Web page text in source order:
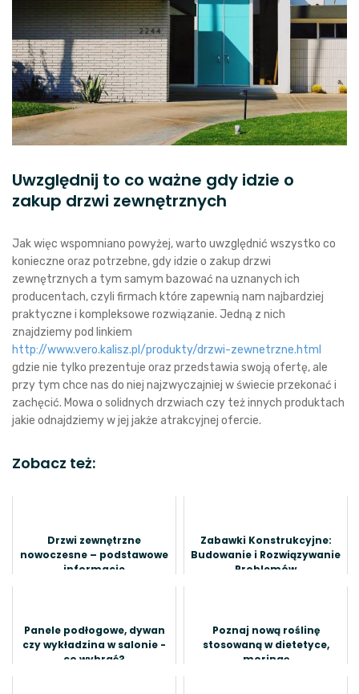
Uwzględnij to co ważne gdy idzie o
zakup drzwi zewnętrznych
Jak więc wspomniano powyżej, warto uwzględnić wszystko co
konieczne oraz potrzebne, gdy idzie o zakup drzwi
zewnętrznych a tym samym bazować na uznanych ich
producentach, czyli firmach które zapewnią nam najbardziej
praktyczne i kompleksowe rozwiązanie. Jedną z nich
znajdziemy pod linkiem
http://www.vero.kalisz.pl/produkty/drzwi-zewnetrzne.html
gdzie nie tylko prezentuje oraz przedstawia swoją ofertę, ale
przy tym chce nas do niej najzwyczajniej w świecie przekonać i
zachęcić. Mowa o solidnych drzwiach czy też innych produktach
jakie odnajdziemy w jej jakże atrakcyjnej ofercie.
Zobacz też:
Drzwi zewnętrzne
nowoczesne – podstawowe
informacje
Zabawki Konstrukcyjne:
Budowanie i Rozwiązywanie
Problemów
Panele podłogowe, dywan
czy wykładzina w salonie -
co wybrać?
Poznaj nową roślinę
stosowaną w dietetyce,
moringę